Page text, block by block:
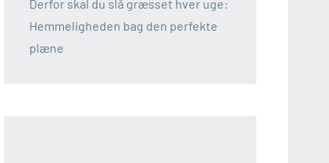
Derfor skal du slå græsset hver uge:
Hemmeligheden bag den perfekte
plæne